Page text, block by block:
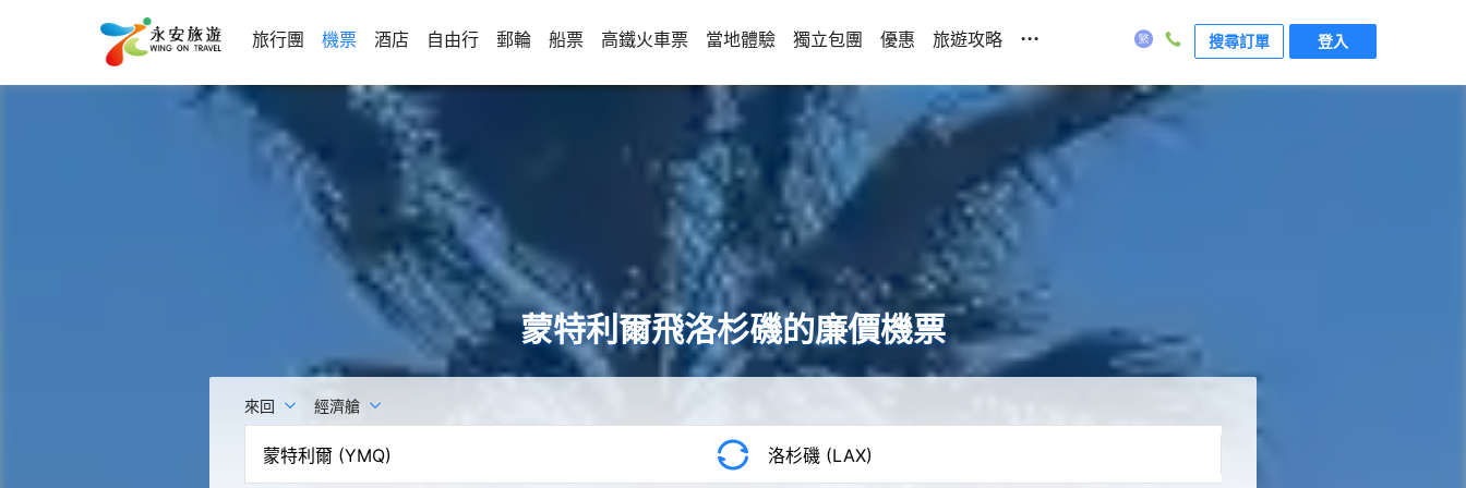
旅行團 機票 酒店 自由行 郵輪 船票 高鐵火車票 當地體驗 獨立包團 優惠 旅遊攻略 ... 搜尋訂單 登入
蒙特利爾飛洛杉磯的廉價機票
來回 經濟艙